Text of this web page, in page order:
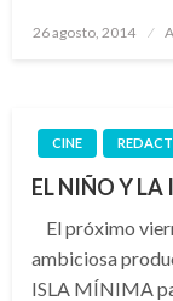
Publicado
26 agosto, 2014
CINE
EL NIÑO Y LA
El próximo
ambiciosa
ISLA MÍNIMA